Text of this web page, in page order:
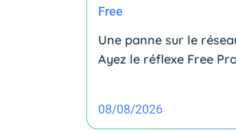
Free
Une panne sur le
Ayez le réflexe Free
08/08/2026